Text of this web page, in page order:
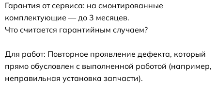
Гарантия от сервиса: на смонтированные
комплектующие — до 3 месяцев.
Что считается гарантийным случаем?
Для работ: Повторное проявление дефекта, который
прямо обусловлен с выполненной работой (например,
неправильная установка запчасти).